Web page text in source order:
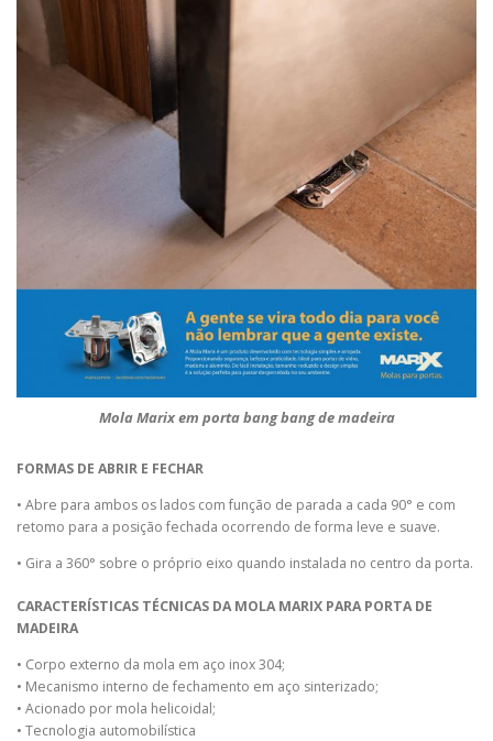
Mola Marix em porta bang bang de madeira
FORMAS DE ABRIR E FECHAR
• Abre para ambos os lados com função de parada a cada 90° e com
retomo para a posição fechada ocorrendo de forma leve e suave.
• Gira a 360° sobre o próprio eixo quando instalada no centro da porta.
CARACTERÍSTICAS TÉCNICAS DA MOLA MARIX PARA PORTA DE
MADEIRA
• Corpo externo da mola em aço inox 304;
• Mecanismo interno de fechamento em aço sinterizado;
• Acionado por mola helicoidal;
• Tecnologia automobilística